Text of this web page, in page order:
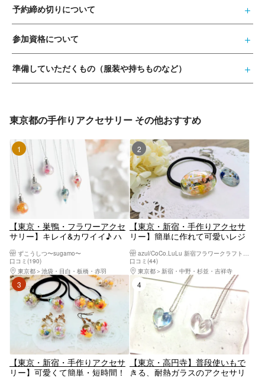
予約締め切りについて
参加資格について
準備していただくもの（服装や持ちものなど）
東京都の手作りアクセサリー その他おすすめ
1位
【東京・巣鴨・フラワーアクセ
サリー】キレイ&カワイイ♪ ハ
ずこうしつ〜sugamo〜
口コミ(190)
東京都
池袋・目白・板橋・赤羽
2位
【東京・新宿・手作りアクセサ
リー】簡単に作れて可愛いレジ
り ハンドメイド体験
azul/CoCo.LuLu 新宿フラワークラフト体験工房
口コミ(44)
東京都
新宿・中野・杉並・吉祥寺
3位
【東京・新宿・手作りアクセサ
リー】可愛くて簡単・短時間！
4位
【東京・高円寺】普段使いもで
きる、耐熱ガラスのアクセサリ